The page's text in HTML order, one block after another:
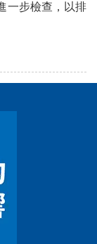
一步檢查，以排